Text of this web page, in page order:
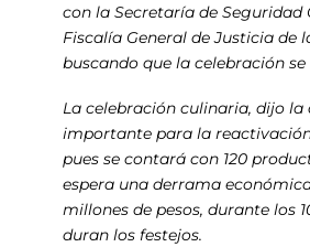
con la Secretaría de Seguridad
Fiscalía General de Justicia de
buscando que la celebración se
La celebración culinaria, dijo la
importante para la
pues se contará con 120
espera una derrama
millones de pesos, durante los
duran los festejos.